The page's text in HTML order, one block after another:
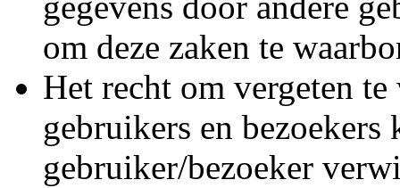
om deze zaken te
Het recht om vergeten
gebruikers en
gebruiker/bezoeker